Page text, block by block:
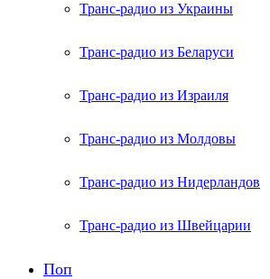
Транс-радио из Украины
Транс-радио из Беларуси
Транс-радио из Израиля
Транс-радио из Молдовы
Транс-радио из Нидерландов
Транс-радио из Швейцарии
Поп